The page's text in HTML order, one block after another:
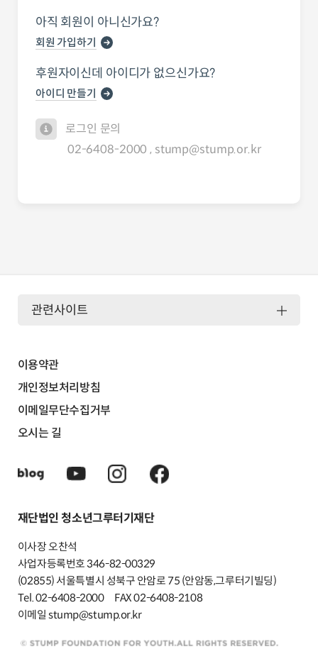
아직 회원이 아니신가요?
회원 가입하기
후원자이신데 아이디가 없으신가요?
아이디 만들기
로그인 문의
02-6408-2000 , stump@stump.or.kr
이용약관
개인정보처리방침
이메일무단수집거부
오시는 길
재단법인 청소년그루터기재단
이사장 오찬석
사업자등록번호 346-82-00329
(02855) 서울특별시 성북구 안암로 75 (안암동,그루터기빌딩)
Tel. 02-6408-2000
FAX 02-6408-2108
이메일 stump@stump.or.kr
관련사이트